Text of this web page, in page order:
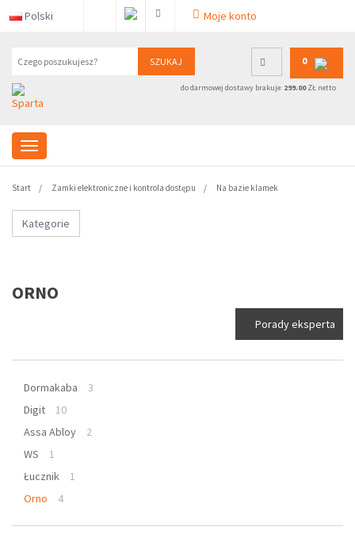
Polski Moje konto
SZUKAJ 0
do darmowej dostawy brakuje: 299.00ZŁ netto
Start Zamki elektroniczne i kontrola dostępu Na bazie klamek
Kategorie
ORNO
Porady eksperta
Dormakaba
3
Digit
10
Assa Abloy
2
WS
1
Łucznik
1
Orno
4